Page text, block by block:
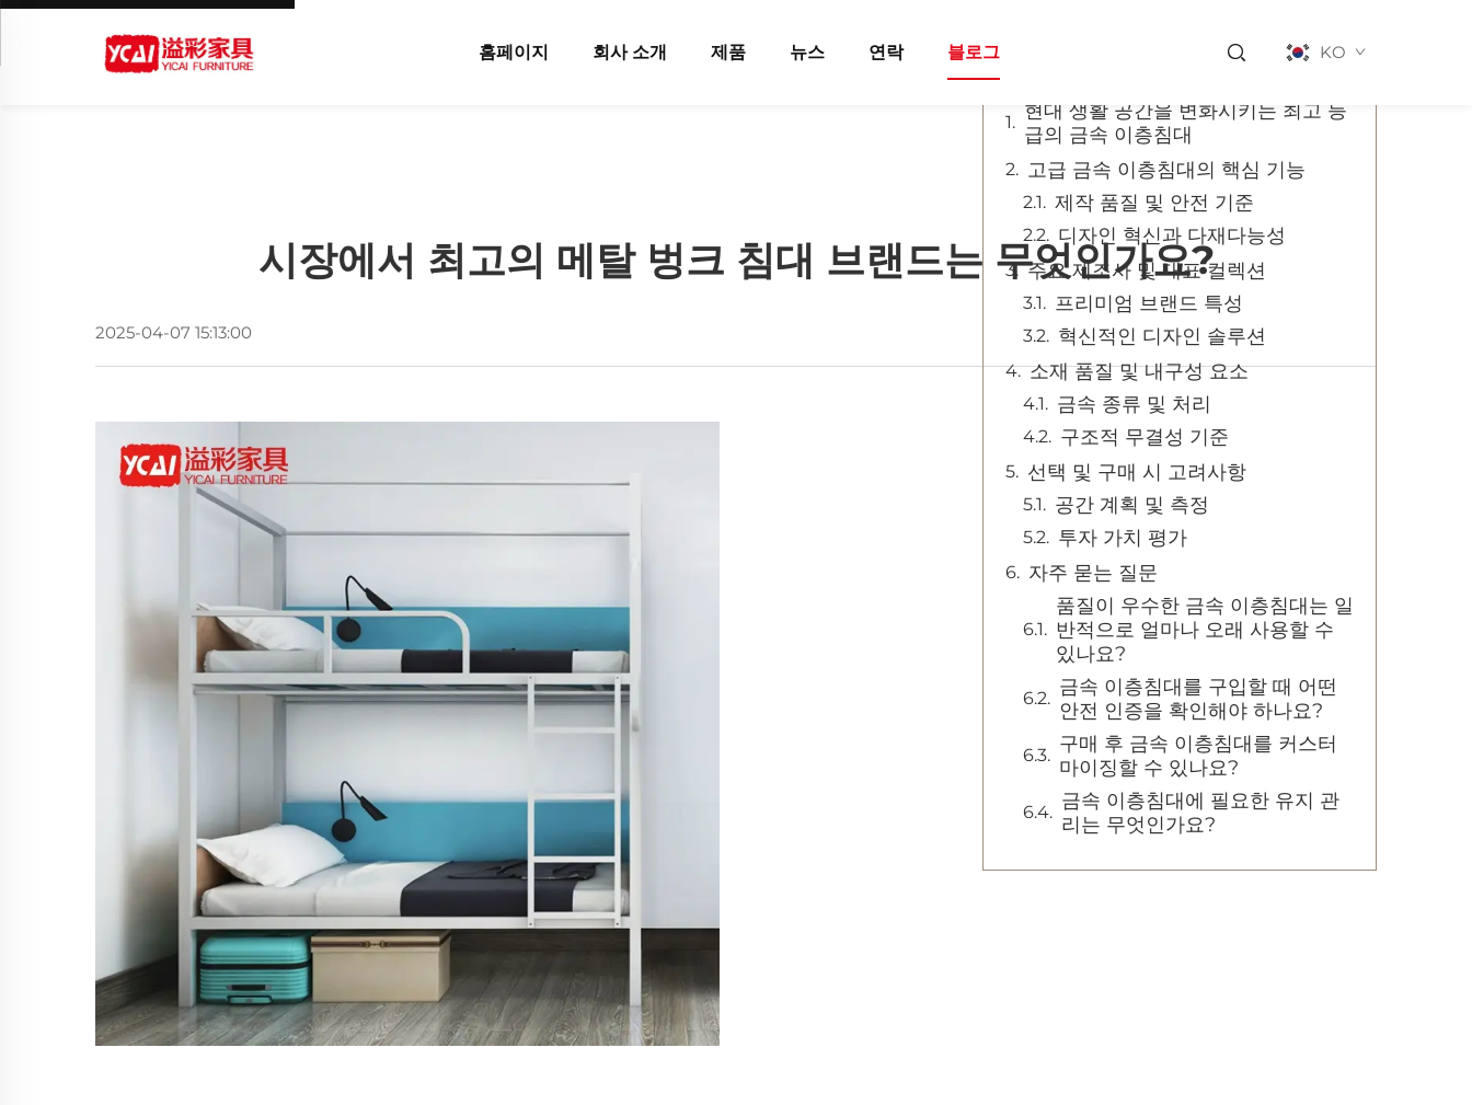
홈페이지 회사 소개 제품 뉴스 연락 블로그 KO
시장에서 최고의 메탈 벙크 침대 브랜드는 무엇인가요?
2025-04-07 15:13:00
현대 생활 공간을 변화시키는 최고 등
급의 금속 이층침대
고급 금속 이층침대의 핵심 기능
제작 품질 및 안전 기준
디자인 혁신과 다재다능성
주요 제조사 및 대표 컬렉션
프리미엄 브랜드 특성
혁신적인 디자인 솔루션
소재 품질 및 내구성 요소
금속 종류 및 처리
구조적 무결성 기준
선택 및 구매 시 고려사항
공간 계획 및 측정
투자 가치 평가
자주 묻는 질문
품질이 우수한 금속 이층침대는 일
반적으로 얼마나 오래 사용할 수
있나요?
금속 이층침대를 구입할 때 어떤
안전 인증을 확인해야 하나요?
구매 후 금속 이층침대를 커스터
마이징할 수 있나요?
금속 이층침대에 필요한 유지 관
리는 무엇인가요?